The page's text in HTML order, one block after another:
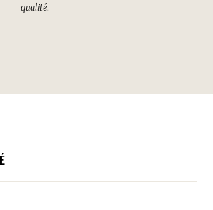
qualité.